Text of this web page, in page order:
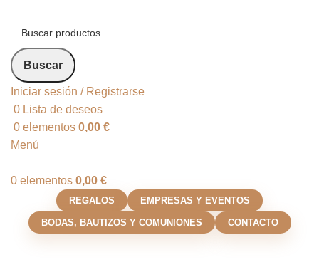
Buscar
Iniciar sesión / Registrarse
0 Lista de deseos
0 elementos 0,00 €
Menú
0 elementos 0,00 €
REGALOS EMPRESAS Y EVENTOS
BODAS, BAUTIZOS Y COMUNIONES CONTACTO